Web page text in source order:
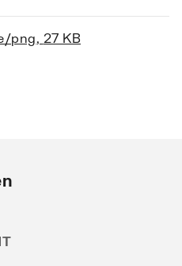
Rond
png 27 KB